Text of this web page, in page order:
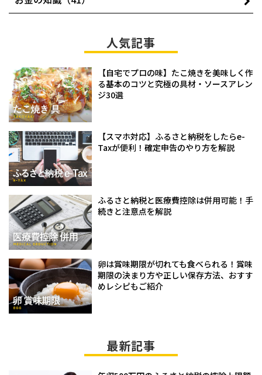
人気記事
【自宅でプロの味】たこ焼きを美味しく作
る基本のコツと究極の具材・ソースアレン
ジ30選
【スマホ対応】ふるさと納税をしたらe-
Taxが便利！確定申告のやり方を解説
ふるさと納税と医療費控除は併用可能！手
続きと注意点を解説
卵は賞味期限が切れても食べられる！賞味
期限の決まり方や正しい保存方法、おすす
めレシピもご紹介
最新記事